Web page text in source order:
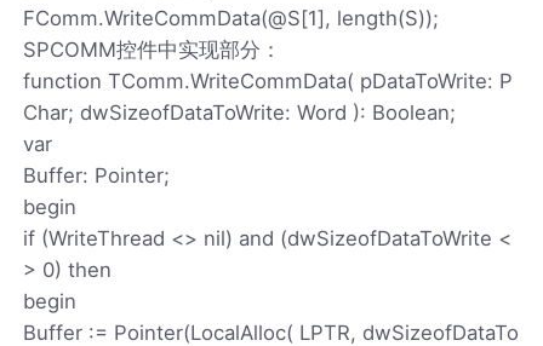
FComm.WriteCommData(@S[1], length(S));
SPCOMM控件中实现部分：
function TComm.WriteCommData( pDataToWrite: P
Char; dwSizeofDataToWrite: Word ): Boolean;
var
Buffer: Pointer;
begin
if (WriteThread <> nil) and (dwSizeofDataToWrite <
> 0) then
begin
Buffer := Pointer(LocalAlloc( LPTR, dwSizeofDataTo